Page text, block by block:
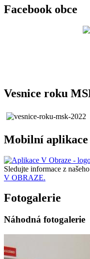
Facebook obce
Vesnice roku
Mobilní aplikace
Sledujte informace z
V OBRAZE.
Fotogalerie
Náhodná fotogalerie